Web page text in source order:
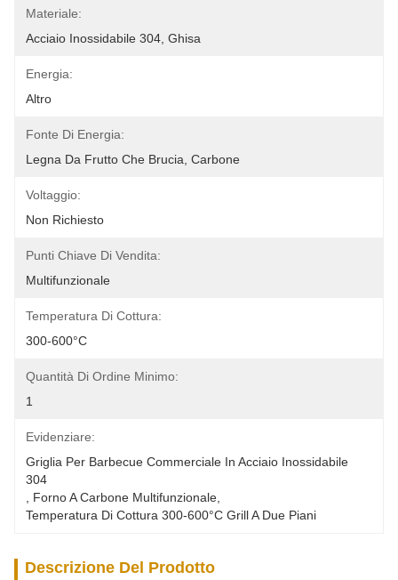
Materiale:
Acciaio Inossidabile 304, Ghisa
Energia:
Altro
Fonte Di Energia:
Legna Da Frutto Che Brucia, Carbone
Voltaggio:
Non Richiesto
Punti Chiave Di Vendita:
Multifunzionale
Temperatura Di Cottura:
300-600°C
Quantità Di Ordine Minimo:
1
Evidenziare:
Griglia Per Barbecue Commerciale In Acciaio Inossidabile
304
Forno A Carbone Multifunzionale
Temperatura Di Cottura 300-600°C Grill A Due Piani
Descrizione Del Prodotto